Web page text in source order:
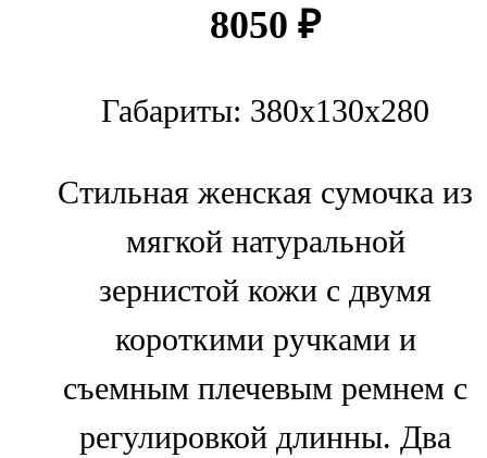
8050 ₽
Габариты: 380x130x280
Стильная женская сумочка из
мягкой натуральной
зернистой кожи с двумя
короткими ручками и
съемным плечевым ремнем с
регулировкой длинны. Два